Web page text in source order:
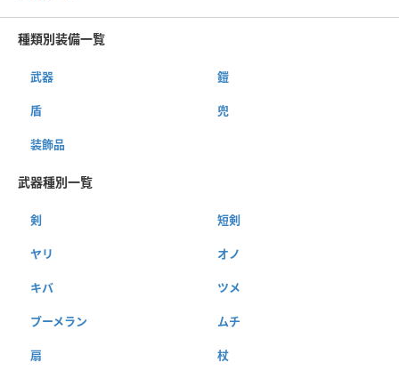
種類別装備一覧
武器 鎧
盾 兜
装飾品
武器種別一覧
剣 短剣
ヤリ オノ
キバ ツメ
ブーメラン ムチ
扇 杖